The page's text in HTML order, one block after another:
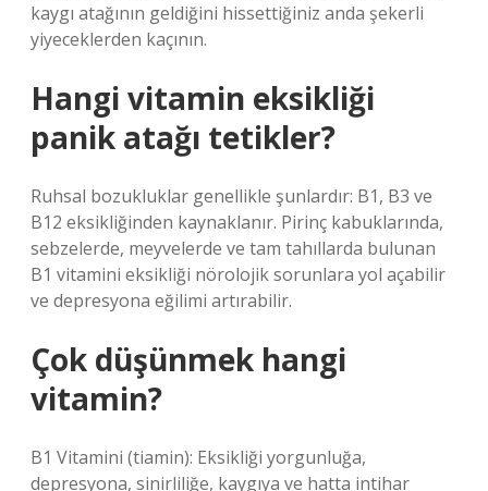
kaygı atağının geldiğini hissettiğiniz anda şekerli
yiyeceklerden kaçının.
Hangi vitamin eksikliği
panik atağı tetikler?
Ruhsal bozukluklar genellikle şunlardır: B1, B3 ve
B12 eksikliğinden kaynaklanır. Pirinç kabuklarında,
sebzelerde, meyvelerde ve tam tahıllarda bulunan
B1 vitamini eksikliği nörolojik sorunlara yol açabilir
ve depresyona eğilimi artırabilir.
Çok düşünmek hangi
vitamin?
B1 Vitamini (tiamin): Eksikliği yorgunluğa,
depresyona, sinirliliğe, kaygıya ve hatta intihar